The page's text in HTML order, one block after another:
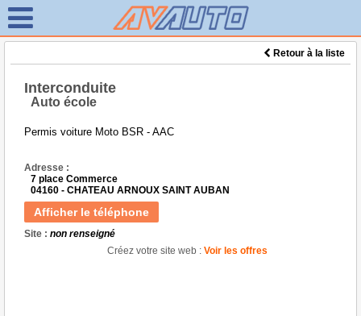
Retour à la liste
Interconduite
Auto école
Permis voiture Moto BSR - AAC
Adresse :
7 place Commerce
04160 - CHATEAU ARNOUX SAINT AUBAN
Afficher le téléphone
Site : non renseigné
Créez votre site web : Voir les offres